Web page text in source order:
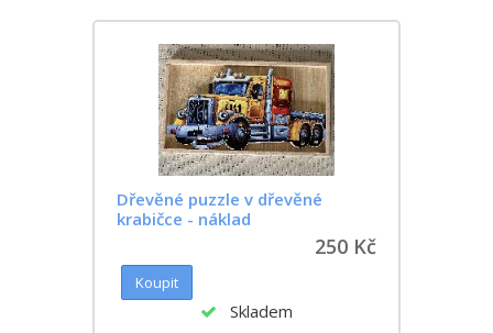
Dřevěné puzzle v dřevěné
krabičce - náklad
250 Kč
Skladem